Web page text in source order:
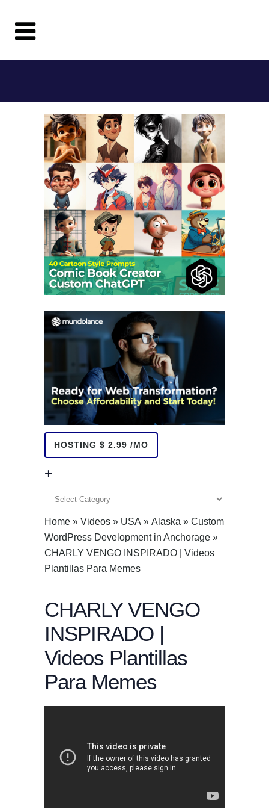
HOSTING $ 2.99 /MO
+
Home » Videos » USA » Alaska » Custom
WordPress Development in Anchorage »
CHARLY VENGO INSPIRADO | Videos
Plantillas Para Memes
CHARLY VENGO
INSPIRADO |
Videos Plantillas
Para Memes